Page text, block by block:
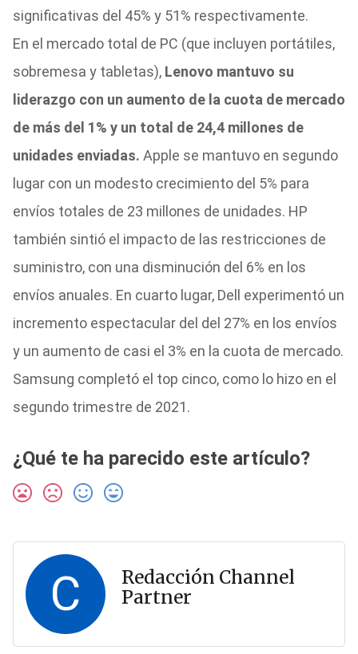
significativas del 45% y 51% respectivamente.
En el mercado total de PC (que incluyen portátiles,
sobremesa y tabletas), Lenovo mantuvo su
liderazgo con un aumento de la cuota de mercado
de más del 1% y un total de 24,4 millones de
unidades enviadas. Apple se mantuvo en segundo
lugar con un modesto crecimiento del 5% para
envíos totales de 23 millones de unidades. HP
también sintió el impacto de las restricciones de
suministro, con una disminución del 6% en los
envíos anuales. En cuarto lugar, Dell experimentó un
incremento espectacular del del 27% en los envíos
y un aumento de casi el 3% en la cuota de mercado.
Samsung completó el top cinco, como lo hizo en el
segundo trimestre de 2021.
¿Qué te ha parecido este artículo?
C
Redacción Channel
Partner